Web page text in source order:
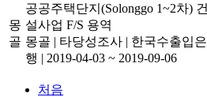
몽
골
공공주택단지(Solonggo 1~2차) 건
설사업 F/S 용역
몽골 | 타당성조사 | 한국수출입은
행 | 2019-04-03 ~ 2019-09-06
처음